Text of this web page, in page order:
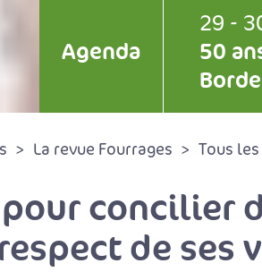
Agenda
29 -
50
La revue Fourrages Tous
concilier
de ses